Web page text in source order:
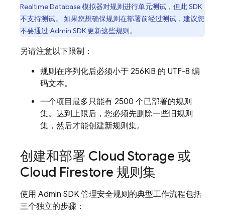
Realtime Database模拟器对规则进行单元测试，但此 SDK
不支持测试。 如果您想确保规则在部署前经过测试，建议您
不要通过 Admin SDK更新这些规则。
另请注意以下限制：
规则在序列化后必须小于 256KiB 的 UTF-8 编
码文本。
一个项目最多只能有 2500 个已部署的规则
集。达到上限后，您必须先删除一些旧规则
集，然后才能创建新规则集。
创建和部署 Cloud Storage 或
Cloud Firestore 规则集
使用 Admin SDK 管理安全规则的典型工作流程包括
三个独立的步骤：